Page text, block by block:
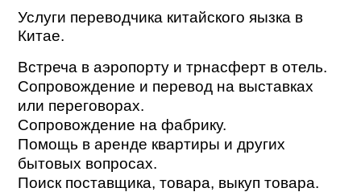
Услуги переводчика китайского яызка в
Китае.
Встреча в аэропорту и трнасферт в отель.
Сопровождение и перевод на выставках
или переговорах.
Сопровождение на фабрику.
Помощь в аренде квартиры и других
бытовых вопросах.
Поиск поставщика, товара, выкуп товара.